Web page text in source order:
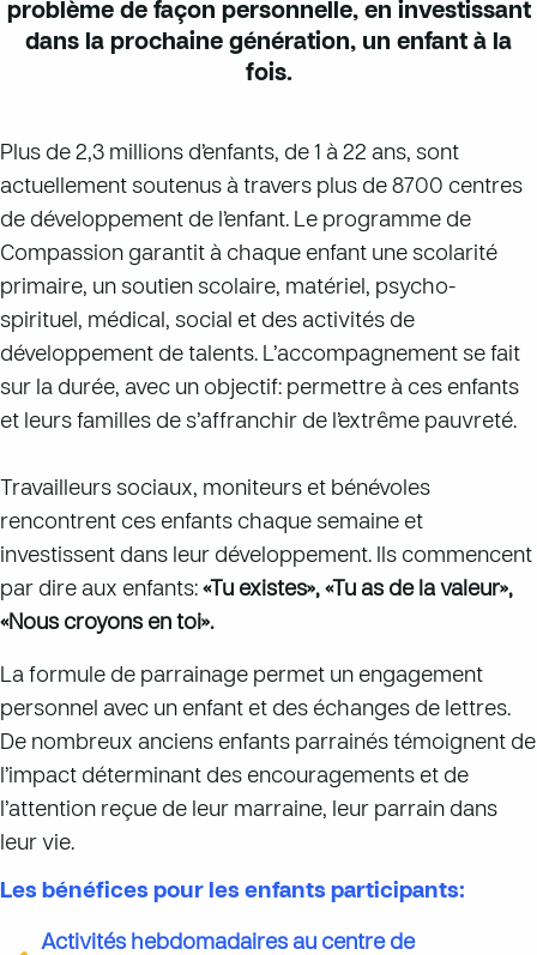
problème de façon personnelle, en investissant
dans la prochaine génération, un enfant à la
fois.
Plus de 2,3 millions d’enfants, de 1 à 22 ans, sont
actuellement soutenus à travers plus de 8700 centres
de développement de l’enfant. Le programme de
Compassion garantit à chaque enfant une scolarité
primaire, un soutien scolaire, matériel, psycho-
spirituel, médical, social et des activités de
développement de talents. L’accompagnement se fait
sur la durée, avec un objectif: permettre à ces enfants
et leurs familles de s’affranchir de l’extrême pauvreté.
Travailleurs sociaux, moniteurs et bénévoles
rencontrent ces enfants chaque semaine et
investissent dans leur développement. Ils commencent
par dire aux enfants: «Tu existes», «Tu as de la valeur»,
«Nous croyons en toi».
La formule de parrainage permet un engagement
personnel avec un enfant et des échanges de lettres.
De nombreux anciens enfants parrainés témoignent de
l’impact déterminant des encouragements et de
l’attention reçue de leur marraine, leur parrain dans
leur vie.
Les bénéfices pour les enfants participants:
Activités hebdomadaires au centre de